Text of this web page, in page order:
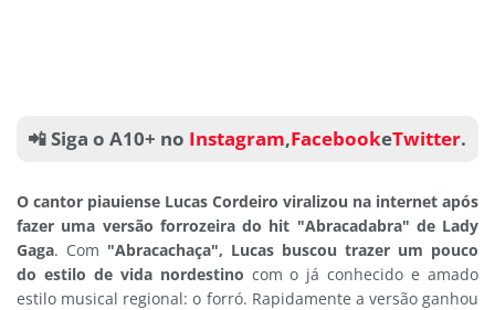
📲 Siga o A10+ no Instagram,FacebookeTwitter.
O cantor piauiense Lucas Cordeiro viralizou na internet após
fazer uma versão forrozeira do hit "Abracadabra" de Lady
Gaga. Com "Abracachaça", Lucas buscou trazer um pouco
do estilo de vida nordestino com o já conhecido e amado
estilo musical regional: o forró. Rapidamente a versão ganhou